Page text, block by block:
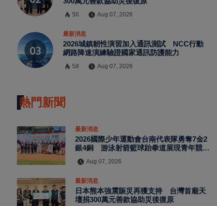
50 Aug 07, 2026
最新消息
2026城鎮韌性演習加入通訊測試 NCC行動
網路降速演練驗證國家通訊防護能力
58 Aug 07, 2026
熱門新聞
最新消息
2026國際少年運動會台南代表隊勇奪7金2
銀4銅 游泳射箭籃球跆拳道展現青年競技
Aug 07, 2026
最新消息
日本熊本強震賑災再獲支持 台灣首廟天
壇捐300萬元善款協助災後復原
請加入LINE好友連結
中 華 超 傳 媒
訂閱